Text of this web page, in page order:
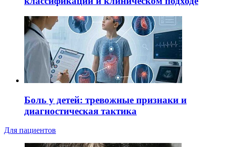
Боль у детей: тревожные признаки и
диагностическая тактика
Для пациентов